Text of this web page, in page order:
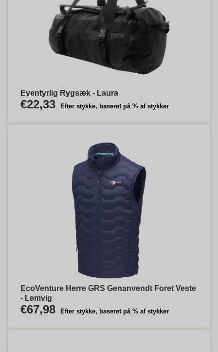
Eventyrlig Rygsæk - Laura
€22,33 Efter stykke, baseret på % af stykker
EcoVenture Herre GRS Genanvendt Foret Veste
- Lemvig
€67,98 Efter stykke, baseret på % af stykker